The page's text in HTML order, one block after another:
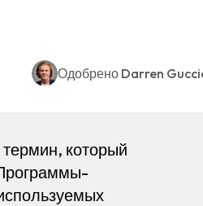
Одобрено Darren
который